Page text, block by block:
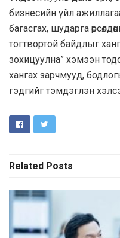
бизнесийн үйл
багасгах, шударга
тогтвортой байдлыг
зохицуулна” хэмээн
хангах зарчмууд,
гэдгийг тэмдэглэн
Related Posts